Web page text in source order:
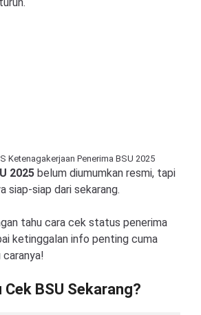
Ketenagakerjaan Penerima BSU 2025
2025 belum diumumkan resmi, tapi
siap-siap dari sekarang.
tahu cara cek status penerima
ketinggalan info penting cuma
caranya!
Cek BSU Sekarang?